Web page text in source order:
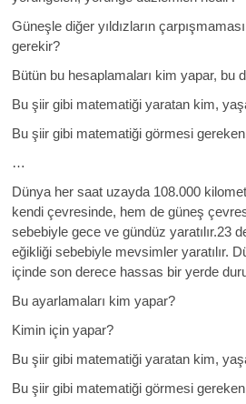
Güneşle diğer yıldızların
gerekir?
Bütün bu hesaplamaları kim yapar, bu
Bu şiir gibi matematiği yaratan kim,
Bu şiir gibi matematiği görmesi
…
Dünya her saat uzayda 108.000
kendi çevresinde, hem de güneş
sebebiyle gece ve gündüz yaratılır.23
eğikliği sebebiyle mevsimler yaratılır.
içinde son derece hassas bir yerde
Bu ayarlamaları kim yapar?
Kimin için yapar?
Bu şiir gibi matematiği yaratan kim,
Bu şiir gibi matematiği görmesi